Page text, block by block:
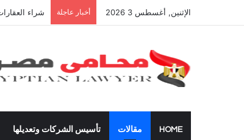
الإثنين, أغسطس 3 2026 أخبار عاجلة شراء
HOME مقالات تأسيس الشركات وتعديلها